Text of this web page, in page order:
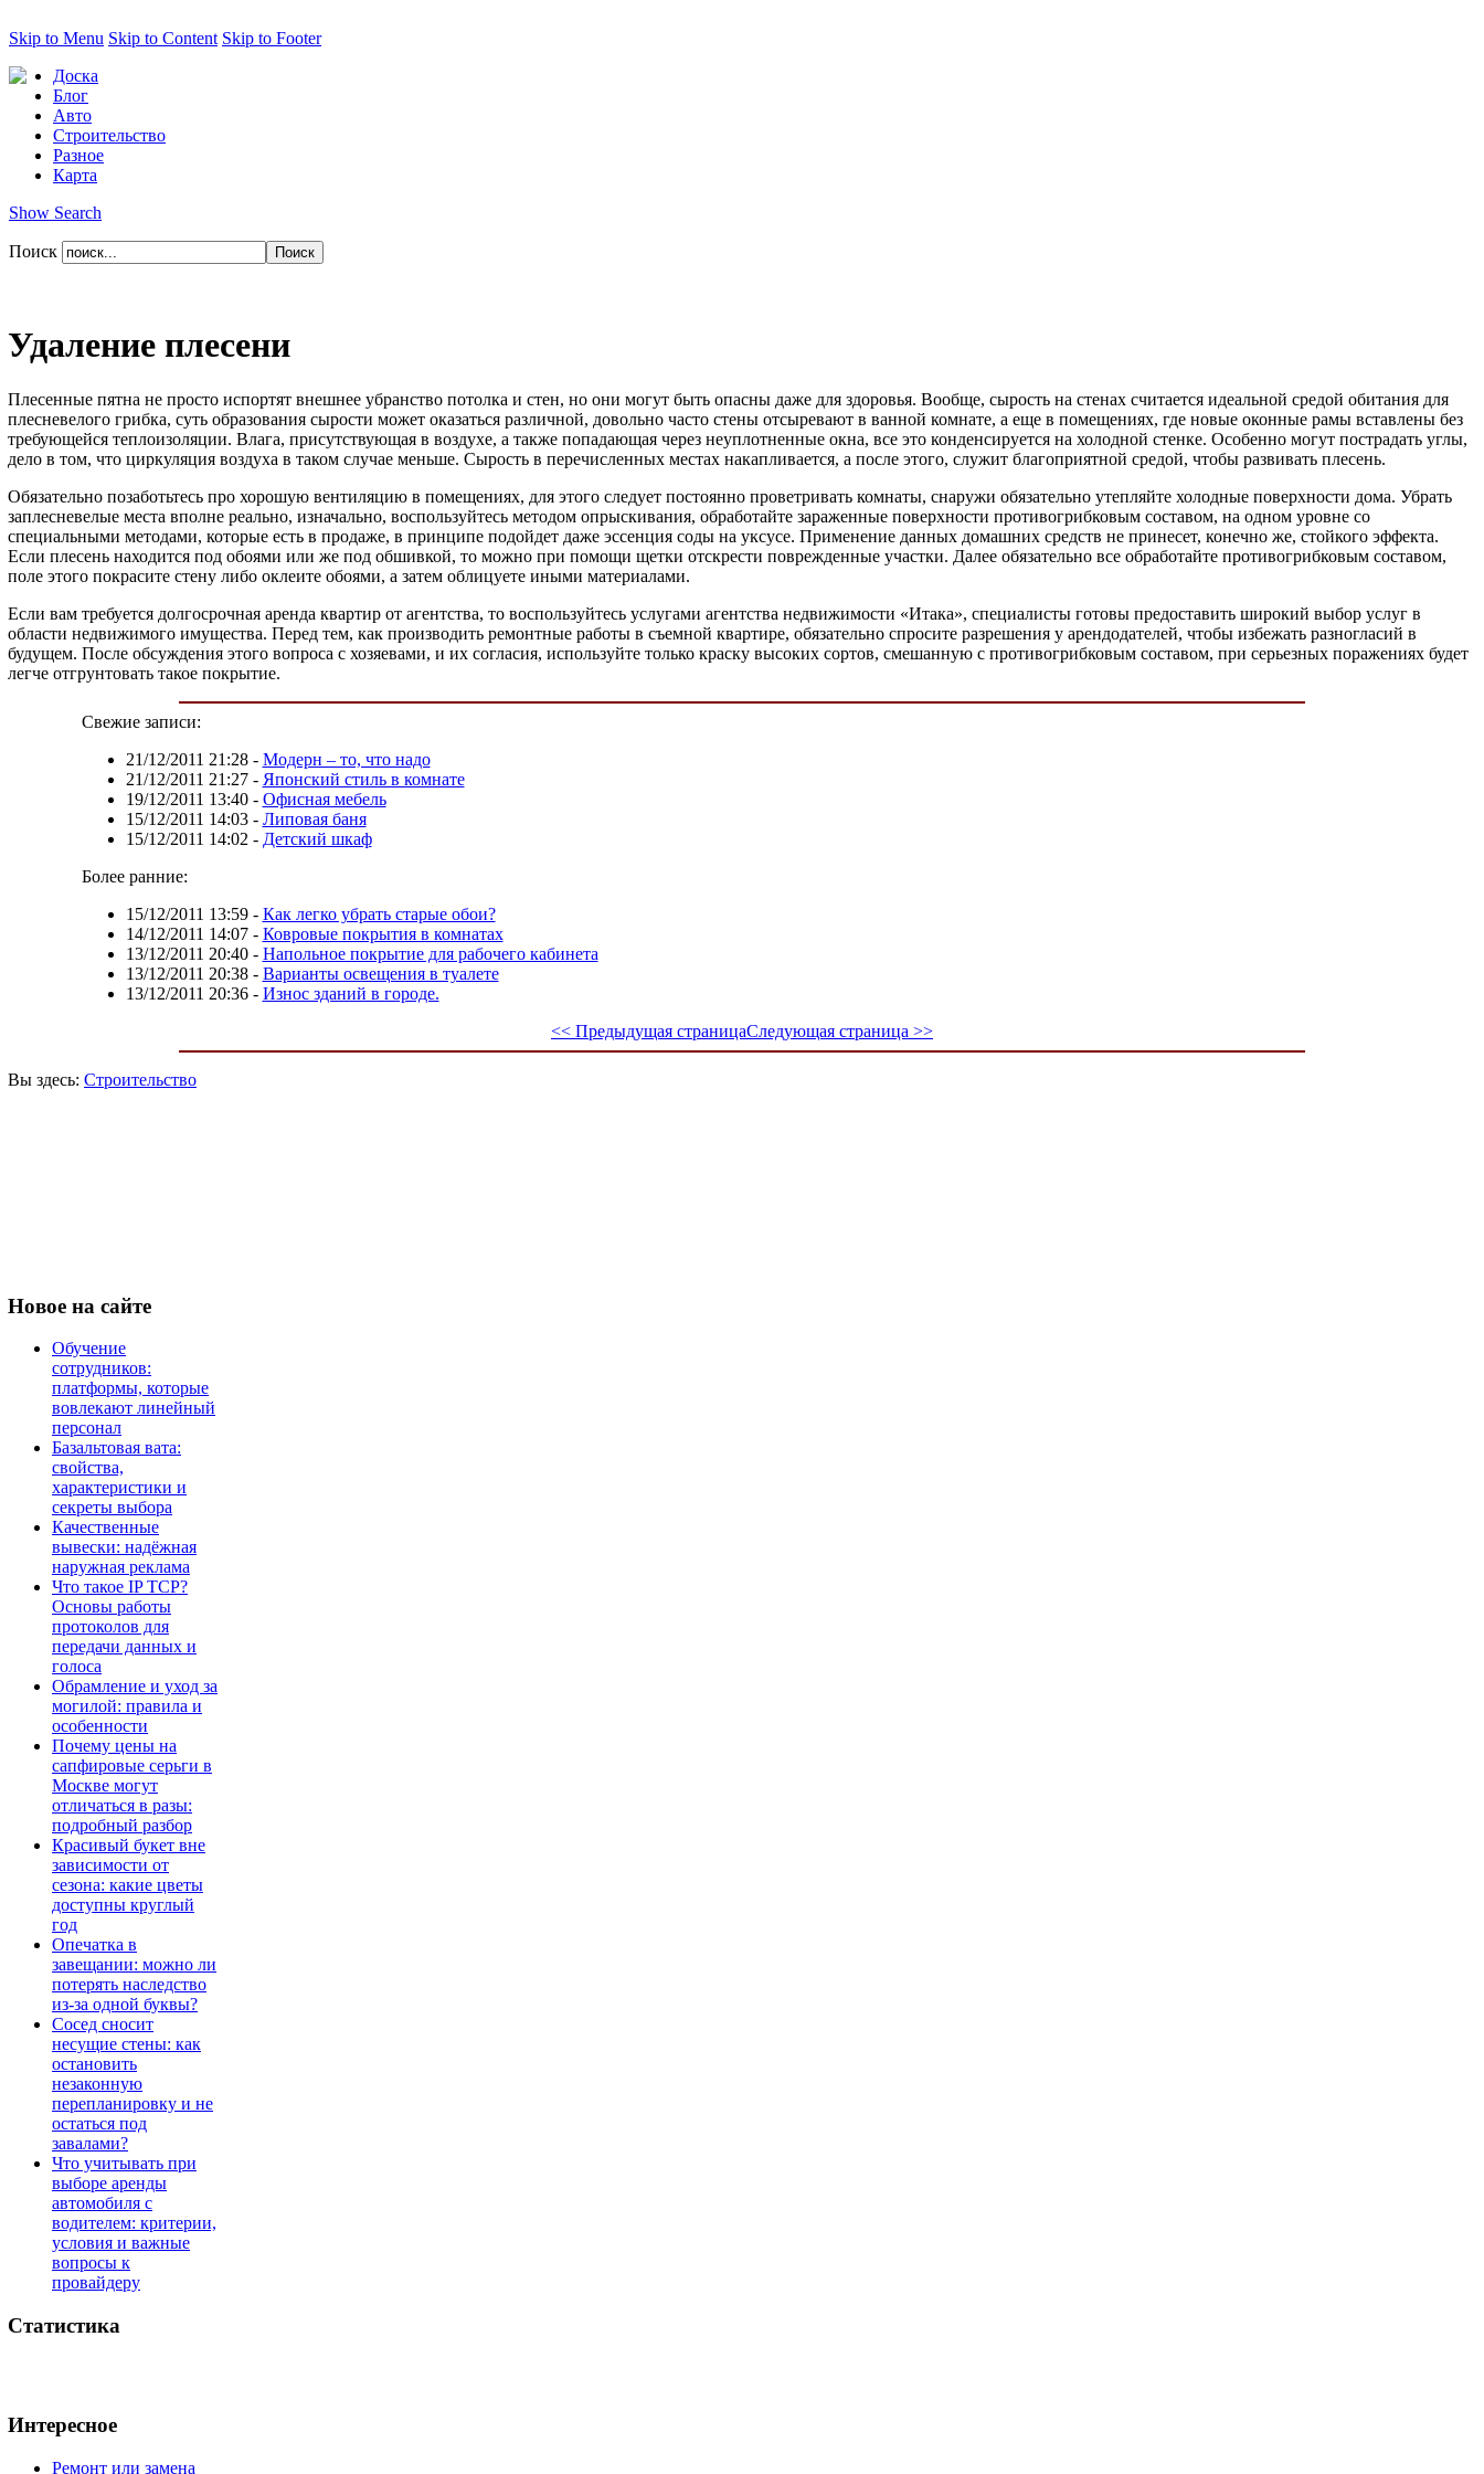
Skip to Menu Skip to Content Skip to Footer
Доска
Блог
Авто
Строительство
Разное
Карта
Show Search
Поиск
Удаление плесени
Плесенные пятна не просто испортят внешнее убранство потолка и стен, но они могут быть опасны даже для здоровья. Вообще, сырость на стенах считается идеальной средой обитания для
плесневелого грибка, суть образования сырости может оказаться различной, довольно часто стены отсыревают в ванной комнате, а еще в помещениях, где новые оконные рамы вставлены без
требующейся теплоизоляции. Влага, присутствующая в воздухе, а также попадающая через неуплотненные окна, все это конденсируется на холодной стенке. Особенно могут пострадать углы,
дело в том, что циркуляция воздуха в таком случае меньше. Сырость в перечисленных местах накапливается, а после этого, служит благоприятной средой, чтобы развивать плесень.
Обязательно позаботьтесь про хорошую вентиляцию в помещениях, для этого следует постоянно проветривать комнаты, снаружи обязательно утепляйте холодные поверхности дома. Убрать
заплесневелые места вполне реально, изначально, воспользуйтесь методом опрыскивания, обработайте зараженные поверхности противогрибковым составом, на одном уровне со
специальными методами, которые есть в продаже, в принципе подойдет даже эссенция соды на уксусе. Применение данных домашних средств не принесет, конечно же, стойкого эффекта.
Если плесень находится под обоями или же под обшивкой, то можно при помощи щетки отскрести поврежденные участки. Далее обязательно все обработайте противогрибковым составом,
поле этого покрасите стену либо оклеите обоями, а затем облицуете иными материалами.
Если вам требуется долгосрочная аренда квартир от агентства, то воспользуйтесь услугами агентства недвижимости «Итака», специалисты готовы предоставить широкий выбор услуг в
области недвижимого имущества. Перед тем, как производить ремонтные работы в съемной квартире, обязательно спросите разрешения у арендодателей, чтобы избежать разногласий в
будущем. После обсуждения этого вопроса с хозяевами, и их согласия, используйте только краску высоких сортов, смешанную с противогрибковым составом, при серьезных поражениях будет
легче отгрунтовать такое покрытие.
Свежие записи:
21/12/2011 21:28- Модерн – то, что надо
21/12/2011 21:27- Японский стиль в комнате
19/12/2011 13:40- Офисная мебель
15/12/2011 14:03- Липовая баня
15/12/2011 14:02 - Детский шкаф
Более ранние:
15/12/2011 13:59- Как легко убрать старые обои?
14/12/2011 14:07- Ковровые покрытия в комнатах
13/12/2011 20:40- Напольное покрытие для рабочего кабинета
13/12/2011 20:38- Варианты освещения в туалете
13/12/2011 20:36- Износ зданий в городе.
<< Предыдущая страницаСледующая страница >>
Вы здесь: Строительство
Новое на сайте
Обучение
сотрудников:
платформы, которые
вовлекают линейный
персонал
Базальтовая вата:
свойства,
характеристики и
секреты выбора
Качественные
вывески: надёжная
наружная реклама
Что такое IP TCP?
Основы работы
протоколов для
передачи данных и
голоса
Обрамление и уход за
могилой: правила и
особенности
Почему цены на
сапфировые серьги в
Москве могут
отличаться в разы:
подробный разбор
Красивый букет вне
зависимости от
сезона: какие цветы
доступны круглый
год
Опечатка в
завещании: можно ли
потерять наследство
из-за одной буквы?
Сосед сносит
несущие стены: как
остановить
незаконную
перепланировку и не
остаться под
завалами?
Что учитывать при
выборе аренды
автомобиля с
водителем: критерии,
условия и важные
вопросы к
провайдеру
Статистика
Интересное
Ремонт или замена